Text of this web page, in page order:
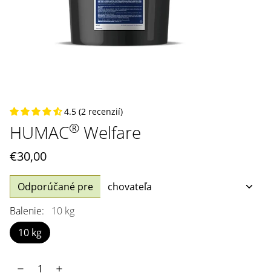
4.5 (2 recenzií)
HUMAC® Welfare
€30,00
Odporúčané pre
Balenie:
10 kg
10 kg